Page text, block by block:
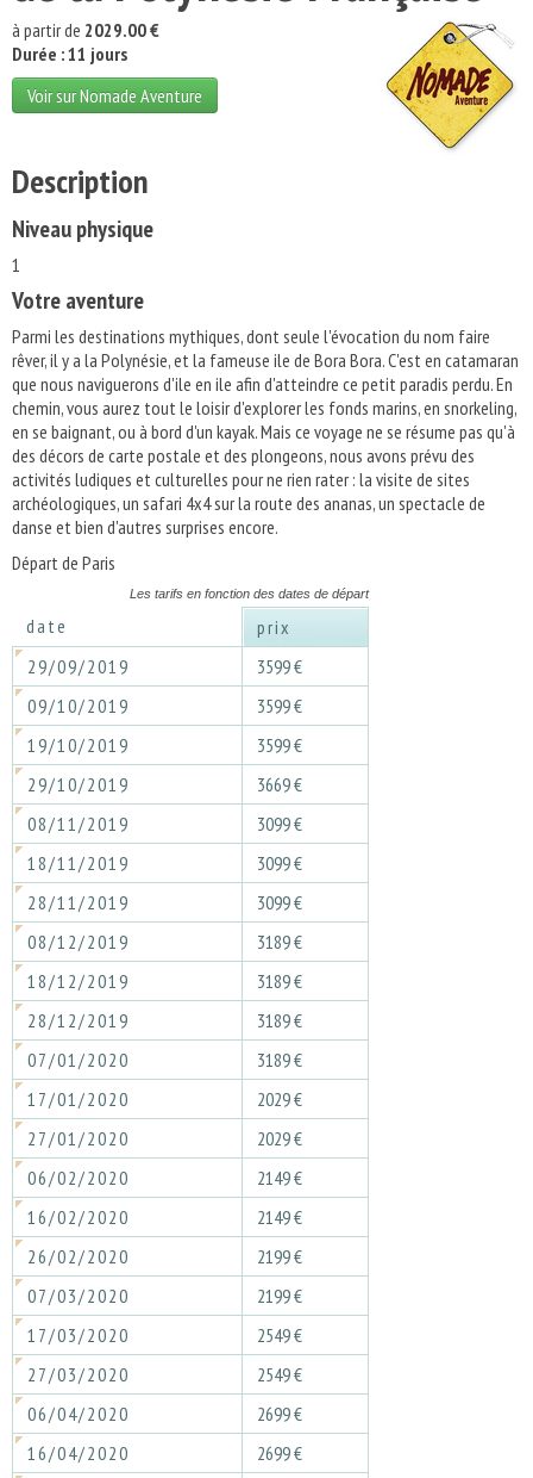
à partir de 2029.00 €
Durée : 11 jours
Voir sur Nomade Aventure
Description
Niveau physique
1
Votre aventure
Parmi les destinations mythiques, dont seule l'évocation du nom faire
rêver, il y a la Polynésie, et la fameuse ile de Bora Bora. C'est en catamaran
que nous naviguerons d'ile en ile afin d'atteindre ce petit paradis perdu. En
chemin, vous aurez tout le loisir d'explorer les fonds marins, en snorkeling,
en se baignant, ou à bord d'un kayak. Mais ce voyage ne se résume pas qu'à
des décors de carte postale et des plongeons, nous avons prévu des
activités ludiques et culturelles pour ne rien rater : la visite de sites
archéologiques, un safari 4x4 sur la route des ananas, un spectacle de
danse et bien d'autres surprises encore.
Départ de Paris
Les tarifs en fonction des dates de départ
date
prix
29/09/2019
3599 €
09/10/2019
3599 €
19/10/2019
3599 €
29/10/2019
3669 €
08/11/2019
3099 €
18/11/2019
3099 €
28/11/2019
3099 €
08/12/2019
3189 €
18/12/2019
3189 €
28/12/2019
3189 €
07/01/2020
3189 €
17/01/2020
2029 €
27/01/2020
2029 €
06/02/2020
2149 €
16/02/2020
2149 €
26/02/2020
2199 €
07/03/2020
2199 €
17/03/2020
2549 €
27/03/2020
2549 €
06/04/2020
2699 €
16/04/2020
2699 €